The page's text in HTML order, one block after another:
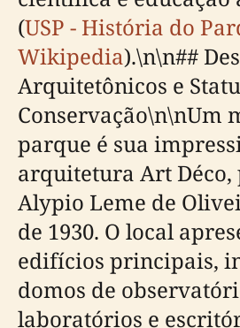
(USP - História do
Wikipedia).\n\n##
Arquitetônicos e
Conservação\n\nUm
parque é sua
arquitetura Art
Alypio Leme de
de 1930. O local
edifícios principais,
domos de
laboratórios e